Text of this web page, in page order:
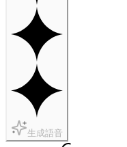
生成語音